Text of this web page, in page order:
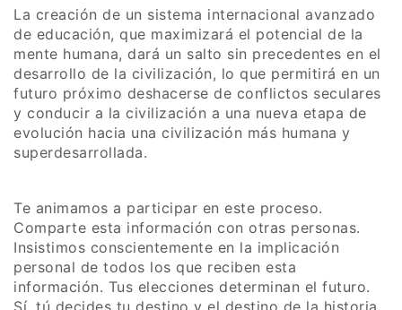
La creación de un sistema internacional avanzado
de educación, que maximizará el potencial de la
mente humana, dará un salto sin precedentes en el
desarrollo de la civilización, lo que permitirá en un
futuro próximo deshacerse de conflictos seculares
y conducir a la civilización a una nueva etapa de
evolución hacia una civilización más humana y
superdesarrollada.
Te animamos a participar en este proceso.
Comparte esta información con otras personas.
Insistimos conscientemente en la implicación
personal de todos los que reciben esta
información. Tus elecciones determinan el futuro.